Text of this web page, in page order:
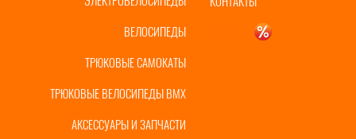
ВЕЛОСИПЕДЫ
АКСЕССУАРЫ И ЗАПЧАСТИ
ТРЮКОВЫЕ ВЕЛОСИПЕДЫ BMX
ТРЮКОВЫЕ САМОКАТЫ